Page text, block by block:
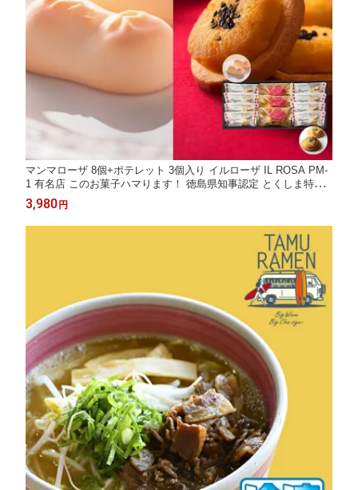
マンマローザ 8個+ポテレット 3個入り イルローザ IL ROSA PM-
1 有名店 このお菓子ハマります！ 徳島県知事認定 とくしま特選
ブランド認定品 製造工場直送 送料無料 ギフト お取り寄せ 詰め合
せ 御中元 御歳暮 母の日 父の日 敬老の日 バレンタイン ホワイト
デー 誕生日
3,980 円